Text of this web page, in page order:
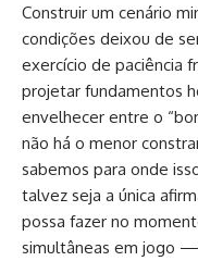
Construir um cenário
condições deixou de
exercício de paciência
projetar fundamentos
envelhecer entre o
não há o menor
sabemos para onde
talvez seja a única
possa fazer no
simultâneas em jogo